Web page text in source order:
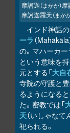
摩訶迦（まかか）摩
摩訶迦羅天（まか
インド神話の
ーラ （
の。マハーカー
という意味を
元とする「大自
寺院の守護と
るようになる
た。密教では「
天（いしゃな
祀られる。